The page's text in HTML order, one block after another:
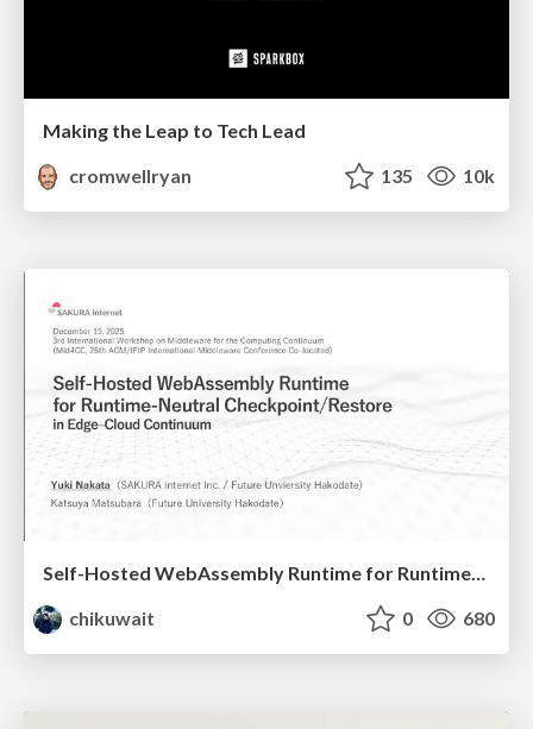
Making the Leap to Tech Lead
cromwellryan
135 10k
Self-Hosted WebAssembly Runtime for Runtime-Neutral Checkpoint/Restore in Edge–Cloud Continuum
chikuwait
0 680